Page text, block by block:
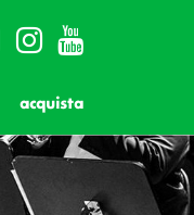
acquista